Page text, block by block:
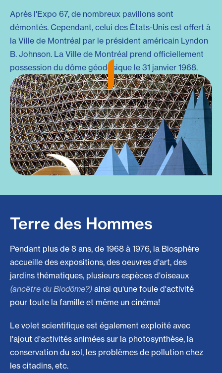
Après l'Expo 67, de nombreux pavillons sont
démontés. Cependant, celui des États-Unis est offert à
la Ville de Montréal par le président américain Lyndon
B. Johnson. La Ville de Montréal prend officiellement
possession du dôme géodésique le 31 janvier 1968.
Terre des Hommes
Pendant plus de 8 ans, de 1968 à 1976, la Biosphère
accueille des expositions, des oeuvres d'art, des
jardins thématiques, plusieurs espèces d'oiseaux
(ancêtre du Biodôme?) ainsi qu'une foule d'activité
pour toute la famille et même un cinéma!
Le volet scientifique est également exploité avec
l'ajout d'activités animées sur la photosynthèse, la
conservation du sol, les problèmes de pollution chez
les citadins, etc.